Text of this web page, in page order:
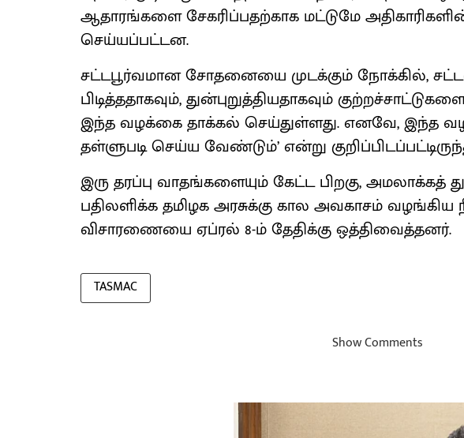
ஆதாரங்களை சேகரிப்பதற்காக மட்டுமே
செய்யப்பட்டன.
சட்டபூர்வமான சோதனையை முடக்கும் நோக்கில்,
பிடித்ததாகவும், துன்புறுத்தியதாகவும்
இந்த வழக்கை தாக்கல் செய்துள்ளது. எனவே, இந்த
தள்ளுபடி செய்ய வேண்டும்’ என்று
இரு தரப்பு வாதங்களையும் கேட்ட பிறகு, அமலாக்கத்
பதிலளிக்க தமிழக அரசுக்கு கால அவகாசம் வழங்கிய
விசாரணையை ஏப்ரல் 8-ம் தேதிக்கு ஒத்திவைத்தனர்.
TASMAC
Show Comments